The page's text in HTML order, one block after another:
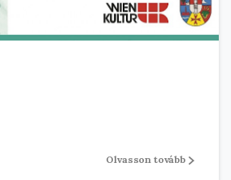
Olvasson tovább